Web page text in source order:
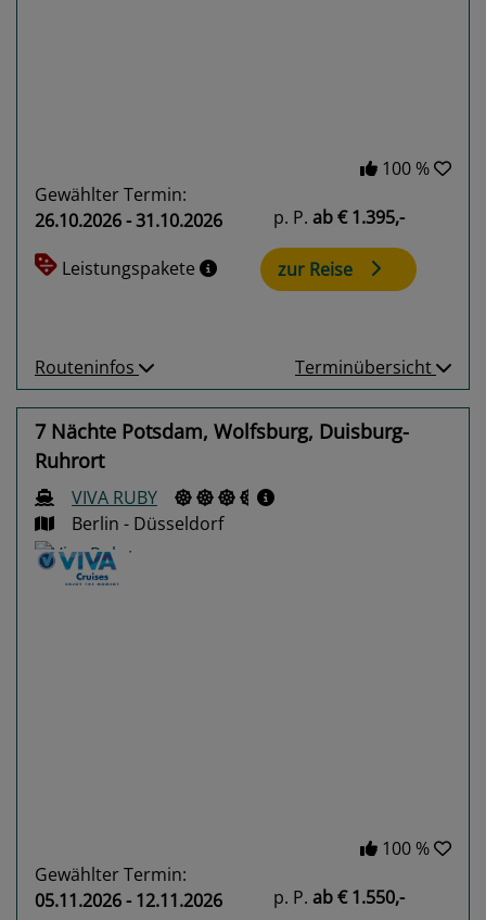
100 %
Gewählter Termin:
26.10.2026 - 31.10.2026
Leistungspakete
p. P. ab€ 1.395,-
zur Reise
Routeninfos Terminübersicht
7 Nächte Potsdam, Wolfsburg, Duisburg-
Ruhrort
VIVA RUBY
Berlin - Düsseldorf
100 %
Gewählter Termin:
05.11.2026 - 12.11.2026
p. P. ab€ 1.550,-